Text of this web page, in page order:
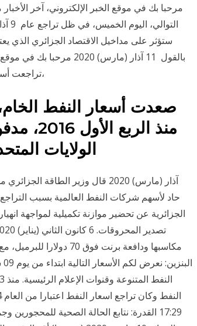
مرحبا بك في موقع الخبر الإلكتروني، آخر
بالقول 11 آذار (مارس)
تراجعت أسعار النفط اليوم الأربعاء، بعد أن خسرت مكاسبها المبكرة،
صعدت أسعار النفط الخام،
منذ
الجزائرية عن تحضير موازنة تكميلية لمواجهة
مكاسبها ودافعة برنت